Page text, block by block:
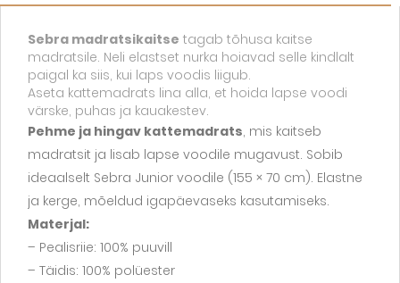
Sebra madratsikaitse tagab tõhusa kaitse
madratsile. Neli elastset nurka hoiavad selle kindlalt
paigal ka siis, kui laps voodis liigub.
Aseta kattemadrats lina alla, et hoida lapse voodi
värske, puhas ja kauakestev.
Pehme ja hingav kattemadrats, mis kaitseb
madratsit ja lisab lapse voodile mugavust. Sobib
ideaalselt Sebra Junior voodile (155 × 70 cm). Elastne
ja kerge, mõeldud igapäevaseks kasutamiseks.
Materjal:
– Pealisriie: 100% puuvill
– Täidis: 100% polüester